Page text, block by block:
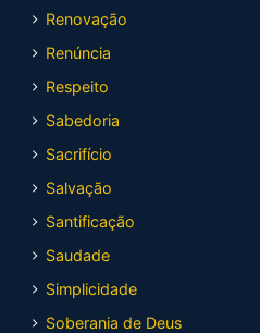
Renovação
Renúncia
Respeito
Sabedoria
Sacrifício
Salvação
Santificação
Saudade
Simplicidade
Soberania de Deus